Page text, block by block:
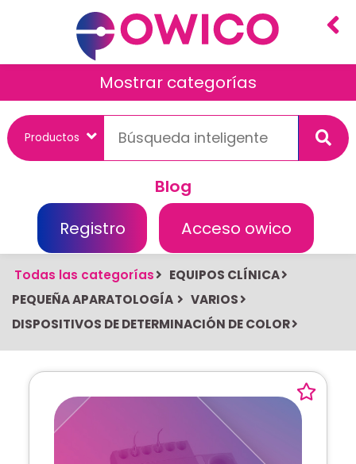
Mostrar categorías
Blog
Registro
Acceso owico
Todas las categorías
EQUIPOS CLÍNICA
PEQUEÑA APARATOLOGÍA
VARIOS
DISPOSITIVOS DE DETERMINACIÓN DE COLOR